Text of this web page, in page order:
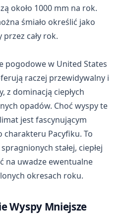
około 1000 mm na rok.
śmiało określić jako
cały rok.
pogodowe w United States
raczej przewidywalny i
z dominacją ciepłych
opadów. Choć wyspy te
jest fascynującym
charakteru Pacyfiku. To
stałej, ciepłej
na uwadze ewentualne
okresach roku.
Wyspy Mniejsze